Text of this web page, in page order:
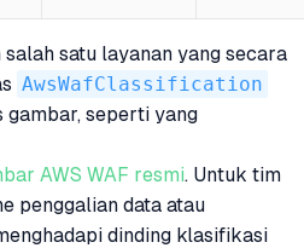
satu layanan yang secara
AwsWafClassification
seperti yang
AWS WAF resmi. Untuk tim
penggalian data atau
dinding klasifikasi